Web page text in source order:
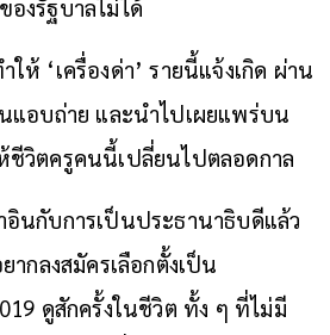
งรัฐบาลไม่ได้
ห้ ‘เครื่องด่า’ รายนี้แจ้งเกิด ผ่าน
แอบถ่าย และนำไปเผยแพร่บน
ชีวิตครูคนนี้เปลี่ยนไปตลอดกาล
นกับการเป็นประธานาธิบดีแล้ว
ากลงสมัครเลือกตั้งเป็น
ดูสักครั้งในชีวิต ทั้ง ๆ ที่ไม่มี